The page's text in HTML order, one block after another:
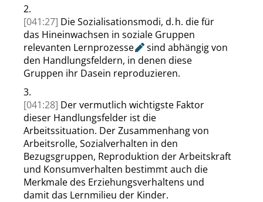
2.
[041:27] Die Sozialisationsmodi, d. h. die für
das Hineinwachsen in soziale Gruppen
relevanten Lernprozesse
sind abhängig von
den Handlungsfeldern, in denen diese
Gruppen ihr Dasein reproduzieren.
3.
[041:28] Der vermutlich wichtigste Faktor
dieser Handlungsfelder ist die
Arbeitssituation. Der Zusammenhang von
Arbeitsrolle, Sozialverhalten in den
Bezugsgruppen, Reproduktion der Arbeitskraft
und Konsumverhalten bestimmt auch die
Merkmale des Erziehungsverhaltens und
damit das Lernmilieu der Kinder.